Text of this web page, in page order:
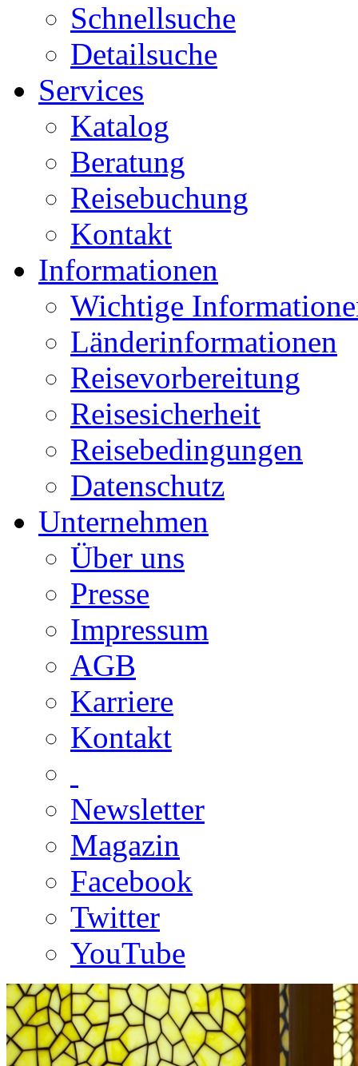
Schnellsuche
Detailsuche
Services
Katalog
Beratung
Reisebuchung
Kontakt
Informationen
Wichtige
Länderinformationen
Reisevorbereitung
Reisesicherheit
Reisebedingungen
Datenschutz
Unternehmen
Über uns
Presse
Impressum
AGB
Karriere
Kontakt
Newsletter
Magazin
Facebook
Twitter
YouTube